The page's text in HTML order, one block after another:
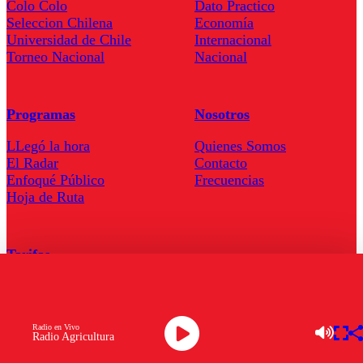
Radio Agricultura
Radio en Vivo
Colo Colo
Seleccion Chilena
Universidad de Chile
Torneo Nacional
Dato Practico
Economía
Internacional
Nacional
Programas
LLegó la hora
El Radar
Enfoqué Público
Hoja de Ruta
Nosotros
Quienes Somos
Contacto
Frecuencias
Tarifas